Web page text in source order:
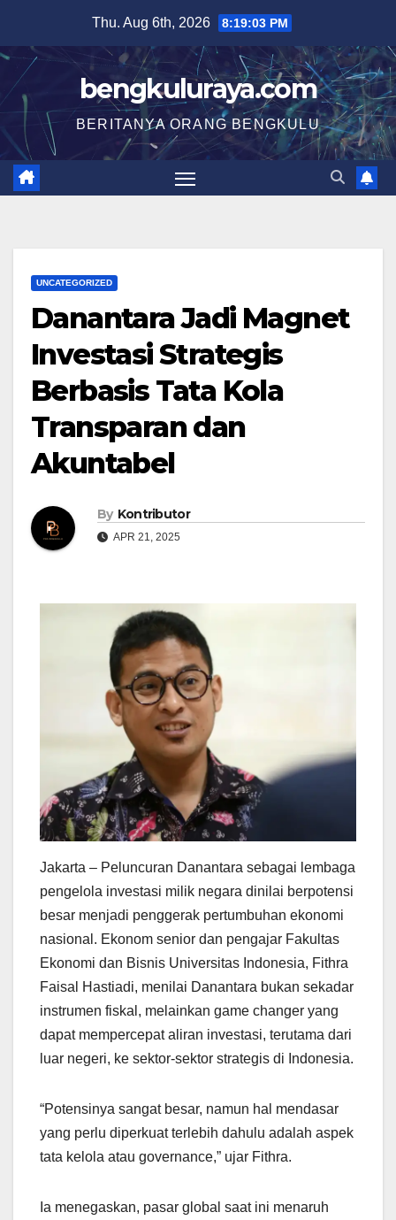
content
Thu. Aug 6th, 2026 8:19:04 PM
bengkuluraya.com
BERITANYA ORANG BENGKULU
UNCATEGORIZED
Danantara Jadi Magnet
Investasi Strategis
Berbasis Tata Kola
Transparan dan
Akuntabel
By Kontributor
APR 21, 2025
Jakarta – Peluncuran Danantara sebagai lembaga
pengelola investasi milik negara dinilai berpotensi
besar menjadi penggerak pertumbuhan ekonomi
nasional. Ekonom senior dan pengajar Fakultas
Ekonomi dan Bisnis Universitas Indonesia, Fithra
Faisal Hastiadi, menilai Danantara bukan sekadar
instrumen fiskal, melainkan game changer yang
dapat mempercepat aliran investasi, terutama dari
luar negeri, ke sektor-sektor strategis di Indonesia.
“Potensinya sangat besar, namun hal mendasar
yang perlu diperkuat terlebih dahulu adalah aspek
tata kelola atau governance,” ujar Fithra.
Ia menegaskan, pasar global saat ini menaruh